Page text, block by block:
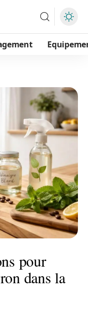
pour
dans la